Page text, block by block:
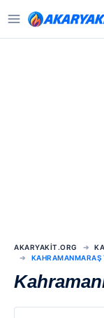
AKARYAKIT.ORG
KAHRAMANMARAŞ